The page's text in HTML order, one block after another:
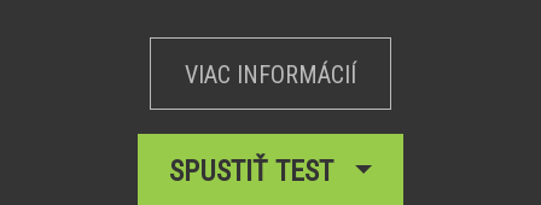
VIAC INFORMÁCIÍ
SPUSTIŤ TEST